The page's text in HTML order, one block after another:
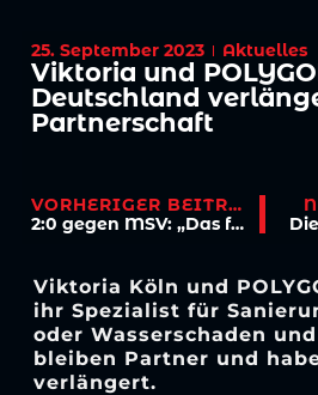
25. September 2023 Aktuelles
Viktoria und
Deutschland
Partnerschaft
VORHERIGER BEITRAG
2:0 gegen MSV: „Das fühlt sich gut an!“
Viktoria Köln und
ihr Spezialist für
oder Wasserschaden
bleiben Partner und
verlängert.